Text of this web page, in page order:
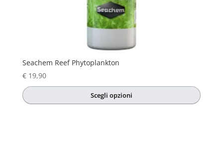
Seachem Reef Phytoplankton
€19,90
Scegli opzioni